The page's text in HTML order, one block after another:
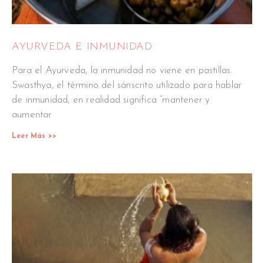
AYURVEDA E INMUNIDAD
Para el Ayurveda, la inmunidad no viene en pastillas.
Swasthya, el término del sánscrito utilizado para hablar
de inmunidad, en realidad significa “mantener y
aumentar
Leer Más >>